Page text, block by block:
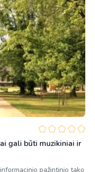
gali būti muzikiniai ir
pažintinio tako